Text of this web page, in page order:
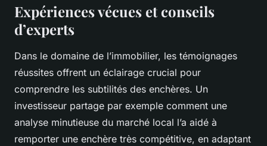
Expériences vécues et conseils
d’experts
Dans le domaine de l’immobilier, les témoignages
réussites offrent un éclairage crucial pour
comprendre les subtilités des enchères. Un
investisseur partage par exemple comment une
analyse minutieuse du marché local l’a aidé à
remporter une enchère très compétitive, en adaptant